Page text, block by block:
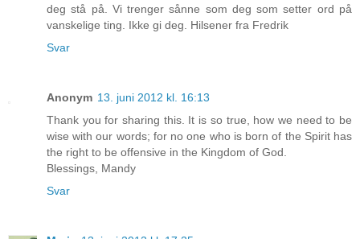
deg stå på. Vi trenger sånne som deg som setter ord på
vanskelige ting. Ikke gi deg. Hilsener fra Fredrik
Svar
Anonym 13. juni 2012 kl. 16:13
Thank you for sharing this. It is so true, how we need to be
wise with our words; for no one who is born of the Spirit has
the right to be offensive in the Kingdom of God.
Blessings, Mandy
Svar